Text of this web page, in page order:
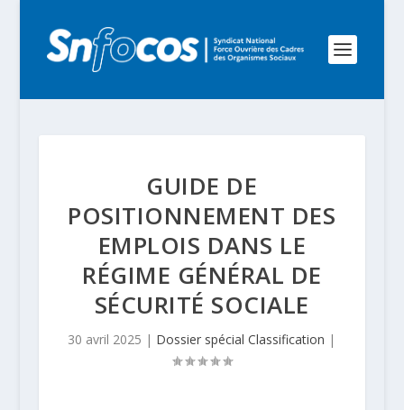
GUIDE DE
POSITIONNEMENT DES
EMPLOIS DANS LE
RÉGIME GÉNÉRAL DE
SÉCURITÉ SOCIALE
30 avril 2025 | Dossier spécial Classification |